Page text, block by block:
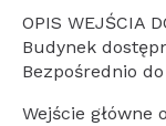
OPIS WEJŚCIA
Budynek
Bezpośrednio
Wejście